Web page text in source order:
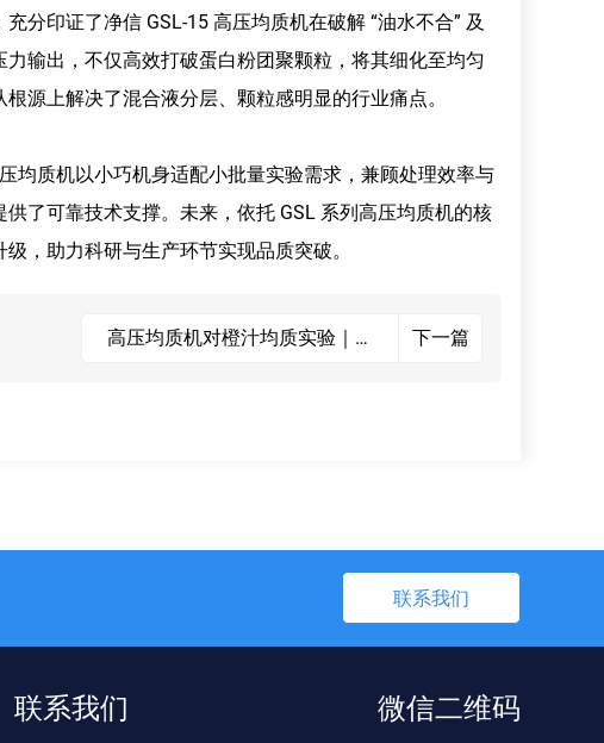
印证了净信 GSL-15 高压均质机在破解 “油水不合” 及
输出，不仅高效打破蛋白粉团聚颗粒，将其细化至均匀
源上解决了混合液分层、颗粒感明显的行业痛点。
均质机以小巧机身适配小批量实验需求，兼顾处理效率与
了可靠技术支撑。未来，依托 GSL 系列高压均质机的核
，助力科研与生产环节实现品质突破。
高压均质机对橙汁均质实验｜破
下一篇
联系我们
联系我们 微信二维码